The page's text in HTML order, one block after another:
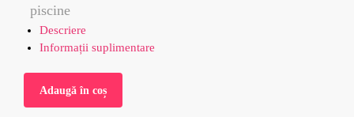
Descriere
Informații suplimentare
Adaugă în coș